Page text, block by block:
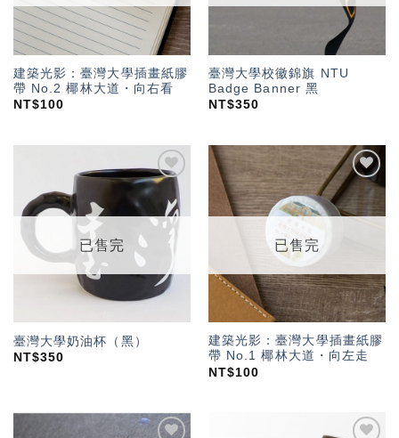
建築光影：臺灣大學插畫紙膠
帶 No.2 椰林大道・向右看
NT$100
臺灣大學校徽錦旗 NTU
Badge Banner 黑
NT$350
加入
「願
望輕
單」
已售完
臺灣大學奶油杯（黑）
NT$350
加入
望輕
已售完
建築光影：臺灣大學插畫紙膠
帶 No.1 椰林大道・向左走
NT$100